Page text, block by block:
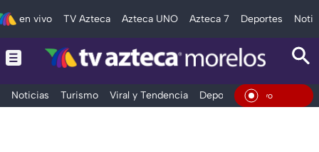
en vivo TV Azteca Azteca UNO Azteca 7 Deportes
Noticias Turismo Viral y Tendencia Deportes Espectáculos
En